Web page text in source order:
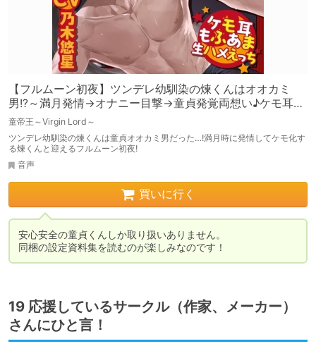
【フルムーン初夜】ツンデレ幼馴染の煉くんはオオカミ
男!?～満月発情→オナニー目撃→童貞発覚両想い♪ケモ耳も
ふあま生ハメえっち～【煉君、そこは穴じゃないってば
童帝王～Virgin Lord～
ツンデレ幼馴染の煉くんは童貞オオカミ男だった…!満月時に発情してケモ化す
る煉くんと迎えるフルムーン初夜!
音声
買いに行く
安心安全の童貞くんしか取り扱いありません。
同梱の設定資料集を読むのが楽しみなのです！
19 応援しているサークル（作家、メーカー）
さんにひと言！